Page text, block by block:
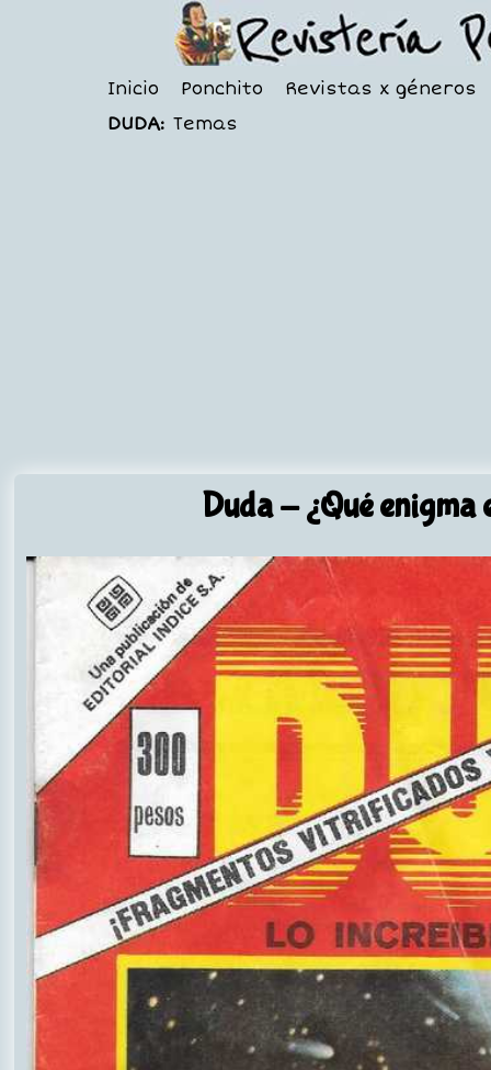
Inicio Ponchito
Revistas x géneros
DUDA: Temas
Duda- ¿Qué enigma